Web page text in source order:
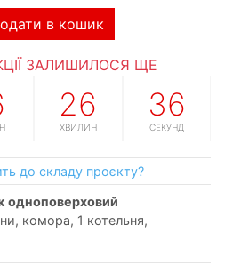
в кошик
ЗАЛИШИЛОСЯ ЩЕ
26
ХВИЛИН
35
СЕКУНД
до складу проєкту?
одноповерховий
комора, 1 котельня,